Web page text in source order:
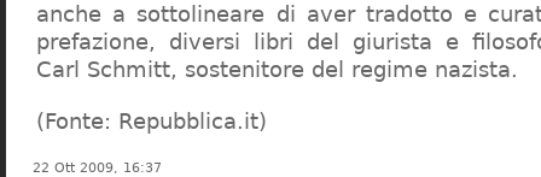
anche a sottolineare di aver tradotto e
prefazione, diversi libri del giurista e
Carl Schmitt, sostenitore del regime nazista.
(Fonte: Repubblica.it)
22 Ott 2009, 16:37